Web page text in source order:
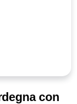
con